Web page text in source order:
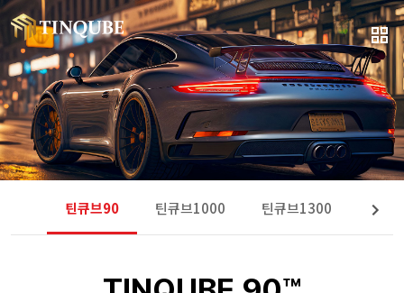
틴큐브90 틴큐브1000 틴큐브1300 틴큐